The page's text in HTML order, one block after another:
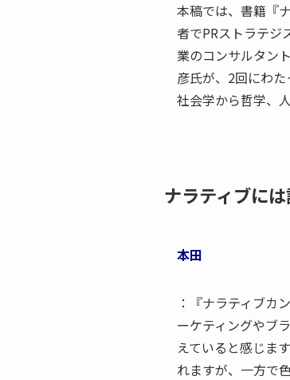
本稿では、書籍『
者でPRストラテジ
業のコンサルタン
彦氏が、2回にわ
社会学から哲学、
ナラティブに
本田
：『ナラティブカ
ーケティングやブ
えていると感じま
れますが、一方で